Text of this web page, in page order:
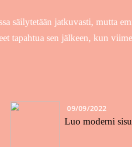
säilytetään jatkuvasti, mutta
tapahtua sen jälkeen, kun
09/09/2022
Luo moderni